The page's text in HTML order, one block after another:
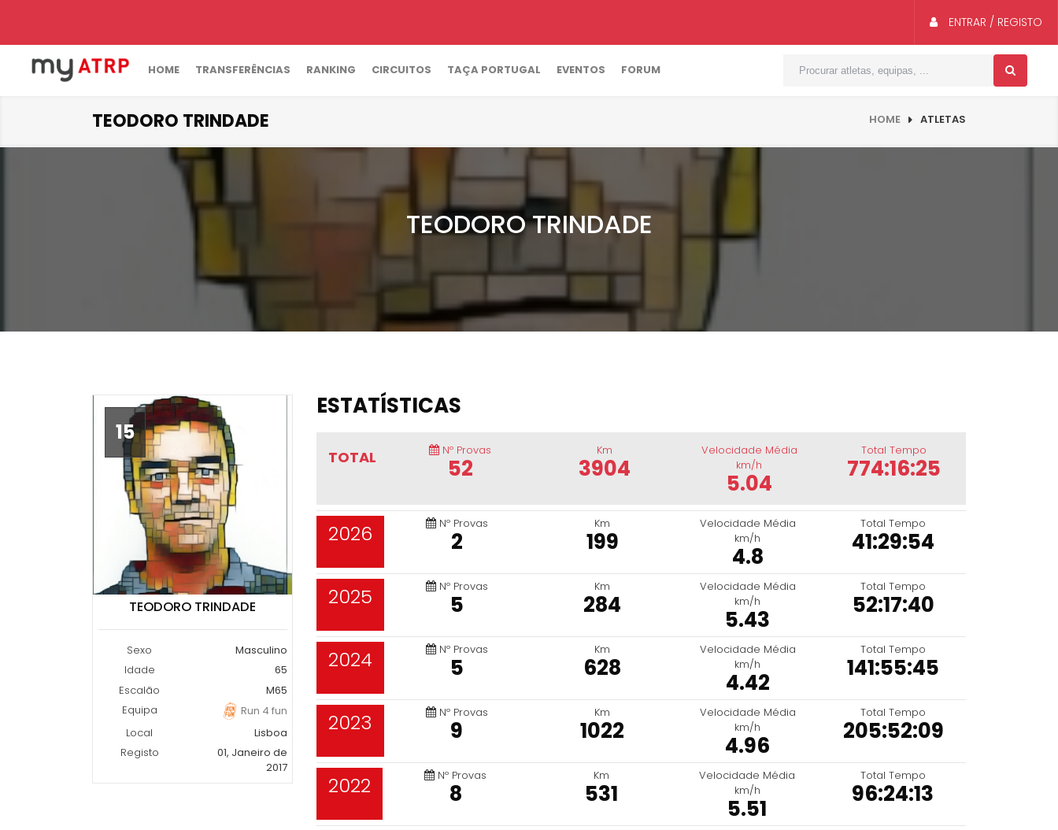
ENTRAR / REGISTO
HOME TRANSFERÊNCIAS RANKING CIRCUITOS TAÇA PORTUGAL EVENTOS FORUM
TEODORO TRINDADE HOME ATLETAS
TEODORO TRINDADE
15
TEODORO TRINDADE
Sexo
Masculino
Idade
65
Escalão
M65
Equipa
Run 4 fun
Local
Lisboa
Registo
01, Janeiro de
2017
ESTATÍSTICAS
TOTAL Nº Provas
52
Km
3904
Velocidade Média
km/h
5.04
Total Tempo
774:16:25
2026 Nº Provas
2
Km
199
Velocidade Média
km/h
4.8
Total Tempo
41:29:54
2025 Nº Provas
5
Km
284
Velocidade Média
km/h
5.43
Total Tempo
52:17:40
2024 Nº Provas
5
Km
628
Velocidade Média
km/h
4.42
Total Tempo
141:55:45
2023 Nº Provas
9
Km
1022
Velocidade Média
km/h
4.96
Total Tempo
205:52:09
2022 Nº Provas
8
Km
531
Velocidade Média
km/h
5.51
Total Tempo
96:24:13